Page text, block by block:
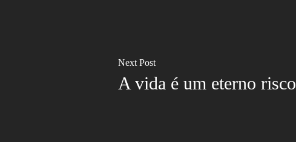
Next Post
A vida é um eterno risco